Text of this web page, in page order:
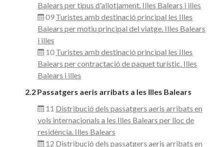
Balears per tipus d'allotjament. Illes Balears i illes
09 Turistes amb destinació principal les Illes
Balears per motiu principal del viatge. Illes Balears
i illes
10 Turistes amb destinació principal les Illes
Balears per contractació de paquet turístic. Illes
Balears i illes
2.2 Passatgers aeris arribats a les Illes Balears
11 Distribució dels passatgers aeris arribats en
vols internacionals a les Illes Balears per lloc de
residència. Illes Balears
12 Distribució dels passatgers aeris arribats en